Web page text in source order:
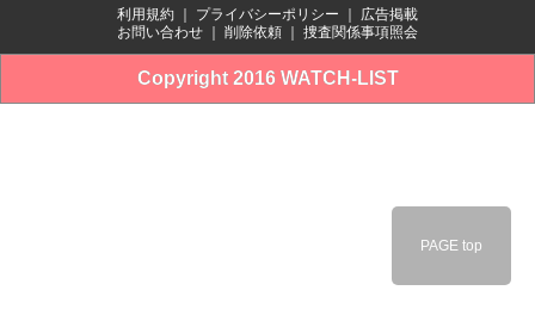
利用規約 プライバシーポリシー
広告掲載
お問い合わせ
削除依頼 捜査関係事項照会
Copyright 2016 WATCH-LIST
PAGE top